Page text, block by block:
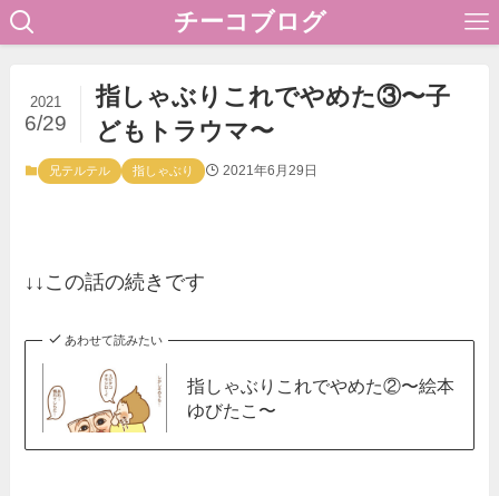
チーコブログ
指しゃぶりこれでやめた③〜子
どもトラウマ〜
2021
6/29
兄テルテル 指しゃぶり 2021年6月29日
↓↓この話の続きです
あわせて読みたい
指しゃぶりこれでやめた②〜絵本
ゆびたこ〜